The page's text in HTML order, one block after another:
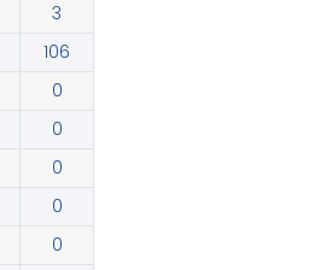
3
106
0
0
0
0
0